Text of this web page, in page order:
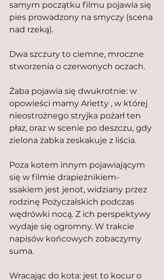
samym początku filmu pojawia się
pies prowadzony na smyczy (scena
nad rzeką).
Dwa szczury to ciemne, mroczne
stworzenia o czerwonych oczach.
Żaba pojawia się dwukrotnie: w
opowieści mamy Arietty , w której
nieostrożnego stryjka pożarł ten
płaz, oraz w scenie po deszczu, gdy
zielona żabka zeskakuje z liścia.
Poza kotem innym pojawiającym
się w filmie drapieżnikiem-
ssakiem jest jenot, widziany przez
rodzinę Pożyczalskich podczas
wędrówki nocą. Z ich perspektywy
wydaje się ogromny. W trakcie
napisów końcowych zobaczymy
suma.
Wracając do kota: jest to kocur o